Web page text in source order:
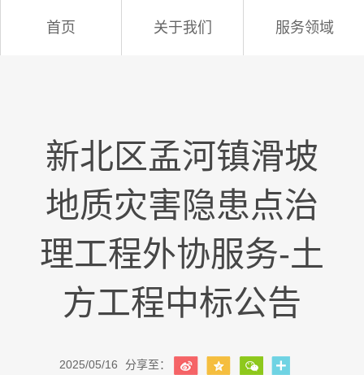
首页 关于我们 服务领域
新北区孟河镇滑坡
地质灾害隐患点治
理工程外协服务-土
方工程中标公告
2025/05/16 分享至：